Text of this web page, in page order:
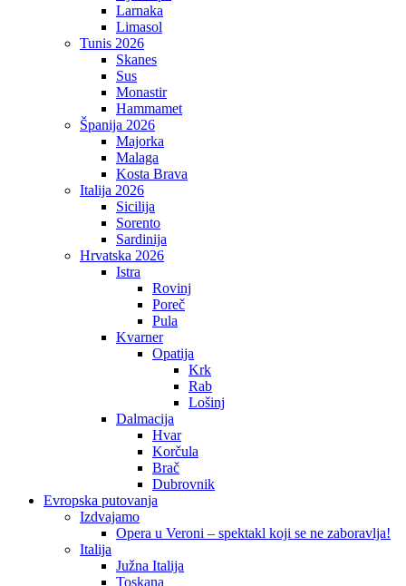
Larnaka
Limasol
Tunis 2026
Skanes
Sus
Monastir
Hammamet
Španija 2026
Majorka
Malaga
Kosta Brava
Italija 2026
Sicilija
Sorento
Sardinija
Hrvatska 2026
Istra
Rovinj
Poreč
Pula
Kvarner
Opatija
Krk
Rab
Lošinj
Dalmacija
Hvar
Korčula
Brač
Dubrovnik
Evropska putovanja
Izdvajamo
Opera u Veroni – spektakl koji se ne zaboravlja!
Italija
Južna Italija
Toskana